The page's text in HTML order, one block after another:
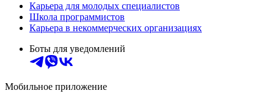
Карьера для молодых специалистов
Школа программистов
Карьера в некоммерческих организациях
Боты для уведомлений
Мобильное приложение